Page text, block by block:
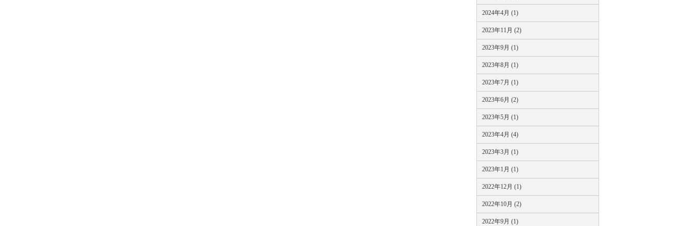
2024年4月 (1)
2023年11月 (2)
2023年9月 (1)
2023年8月 (1)
2023年7月 (1)
2023年6月 (2)
2023年5月 (1)
2023年4月 (4)
2023年3月 (1)
2023年1月 (1)
2022年12月 (1)
2022年10月 (2)
2022年9月 (1)